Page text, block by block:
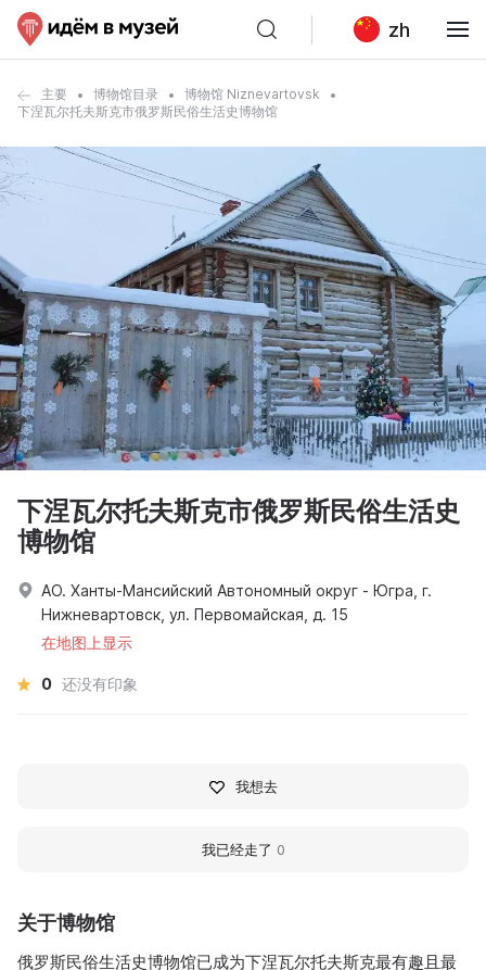
zh
主要 博物馆目录
博物馆 Niznevartovsk
下涅瓦尔托夫斯克市俄罗斯民俗生活史博物馆
关于博物馆
俄罗斯民俗生活史博物馆已成为下涅瓦尔托夫斯克最有趣且最
下涅瓦尔托夫斯克市俄罗斯民俗生活史
博物馆
АО. Ханты-Мансийский Автономный округ - Югра, г.
Нижневартовск, ул. Первомайская, д. 15
在地图上显示
0 还没有印象
我想去
我已经走了 0